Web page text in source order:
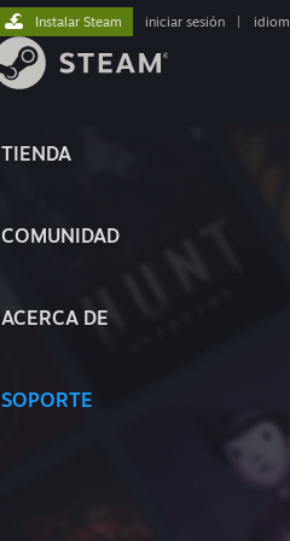
TIENDA
COMUNIDAD
ACERCA DE
SOPORTE
Instalar Steam iniciar sesión